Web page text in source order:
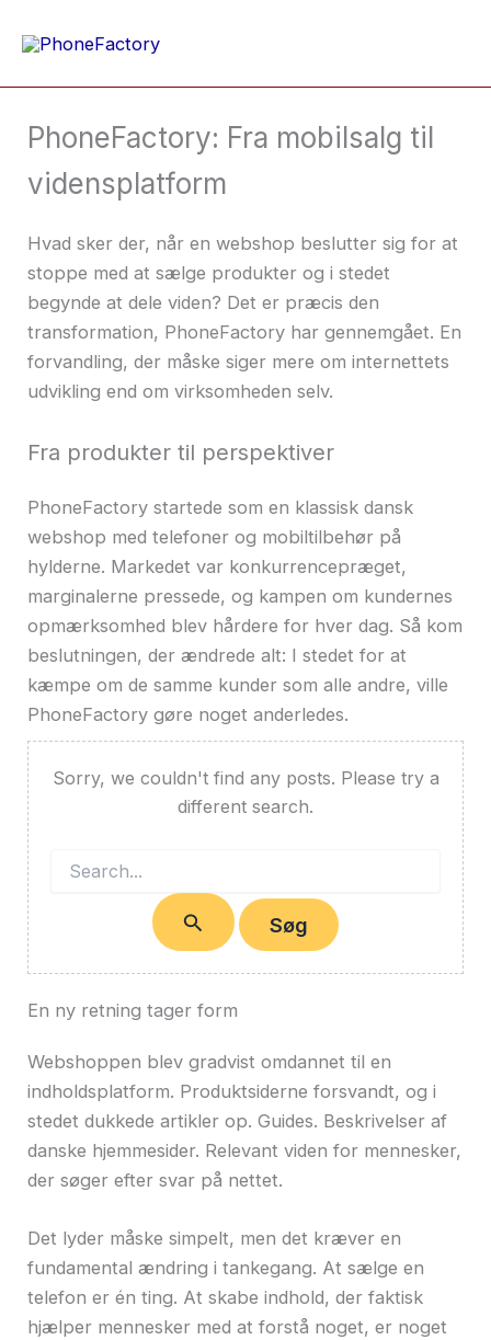
PhoneFactory: Fra mobilsalg til
vidensplatform
Hvad sker der, når en webshop beslutter sig for at
stoppe med at sælge produkter og i stedet
begynde at dele viden? Det er præcis den
transformation, PhoneFactory har gennemgået. En
forvandling, der måske siger mere om internettets
udvikling end om virksomheden selv.
Fra produkter til perspektiver
PhoneFactory startede som en klassisk dansk
webshop med telefoner og mobiltilbehør på
hylderne. Markedet var konkurrencepræget,
marginalerne pressede, og kampen om kundernes
opmærksomhed blev hårdere for hver dag. Så kom
beslutningen, der ændrede alt: I stedet for at
kæmpe om de samme kunder som alle andre, ville
PhoneFactory gøre noget anderledes.
Sorry, we couldn't find any posts. Please try a
different search.
efter:
En ny retning tager form
Webshoppen blev gradvist omdannet til en
indholdsplatform. Produktsiderne forsvandt, og i
stedet dukkede artikler op. Guides. Beskrivelser af
danske hjemmesider. Relevant viden for mennesker,
der søger efter svar på nettet.
Det lyder måske simpelt, men det kræver en
fundamental ændring i tankegang. At sælge en
telefon er én ting. At skabe indhold, der faktisk
hjælper mennesker med at forstå noget, er noget